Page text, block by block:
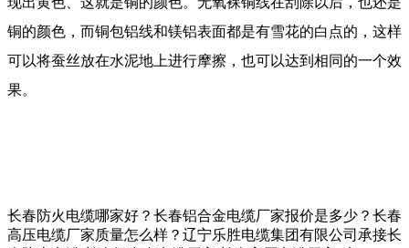
铜的颜色，而铜包铝线和镁铝表面都是有雪花的白点的，这样
可以将蚕丝放在水泥地上进行摩擦，也可以达到相同的一个效
果。
长春防火电缆哪家好？长春铝合金电缆厂家报价是多少？长春
高压电缆厂家质量怎么样？辽宁乐胜电缆集团有限公司承接长